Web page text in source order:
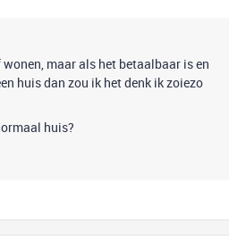
maar als het betaalbaar is en
huis dan zou ik het denk ik zoiezo
huis?